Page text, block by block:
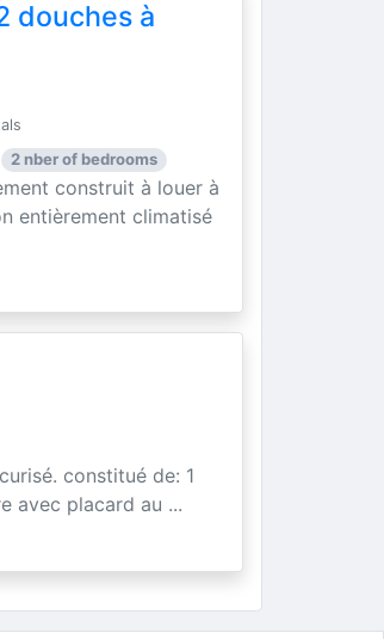
douches à
2 nber of bedrooms
construit à louer à
entièrement climatisé
constitué de: 1
avec placard au ...